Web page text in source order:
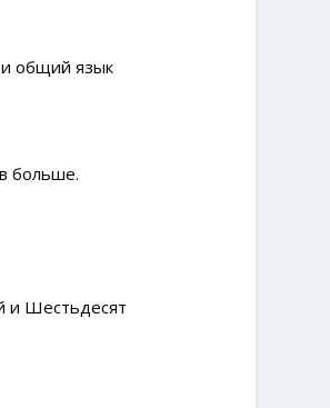
общий язык
больше.
и Шестьдесят